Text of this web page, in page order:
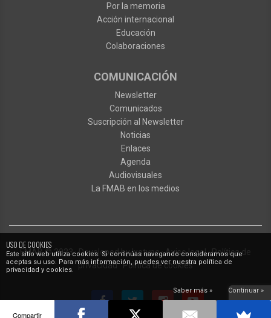
USO DE COOKIES
Este sitio web utiliza cookies. Si continúas navegando consideramos que
aceptas su uso. Para más información, puedes ver nuestra política de
privacidad y cookies.
Saber más » Continuar »
Por la memoria
Acción internacional
Educación
Colaboraciones
COMUNICACIÓN
Newsletter
Comunicados
Suscripción al Newsletter
Noticias
Enlaces
Agenda
Audiovisuales
La FMAB en los medios
FMAB© 2023·Developed byIxotype·Aviso legal·Política de
privacidad·Política de cookies
Compartir